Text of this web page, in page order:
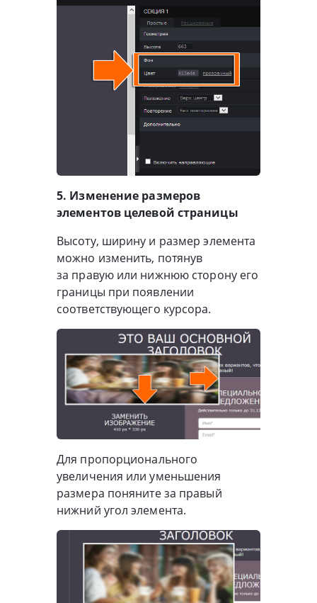
5. Изменение размеров
элементов целевой страницы
Высоту, ширину и размер элемента
можно изменить, потянув
за правую или нижнюю сторону его
границы при появлении
соответствующего курсора.
Для пропорционального
увеличения или уменьшения
размера поняните за правый
нижний угол элемента.